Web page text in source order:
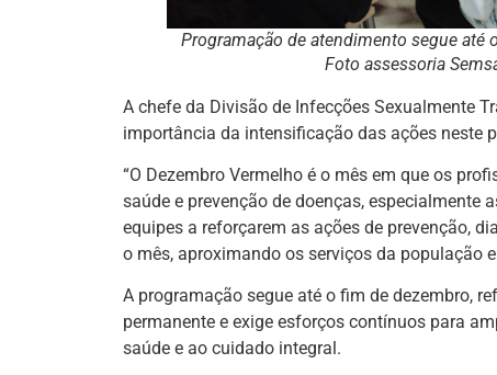
Programação de atendimento segue até
Foto assessoria
A chefe da Divisão de Infecções Sexualmente
importância da intensificação das ações neste
“O Dezembro Vermelho é o mês em que os
saúde e prevenção de doenças, especialmente
equipes a reforçarem as ações de prevenção,
o mês, aproximando os serviços da população
A programação segue até o fim de dezembro,
permanente e exige esforços contínuos para
saúde e ao cuidado integral.